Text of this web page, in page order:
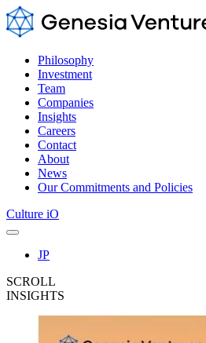
Philosophy
Investment
Team
Companies
Insights
Careers
Contact
About
News
Our Commitments and Policies
Culture iO
JP
SCROLL
INSIGHTS